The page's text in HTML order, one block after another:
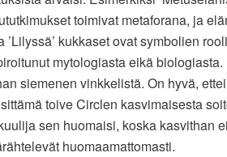
toimivat metaforana, ja
kukkaset ovat symbolien
mytologiasta eikä biologiasta.
siemenen vinkkelistä. On hyvä,
toive Circlen kasvimaisesta
sen huomaisi, koska kasvithan
huomaamattomasti.